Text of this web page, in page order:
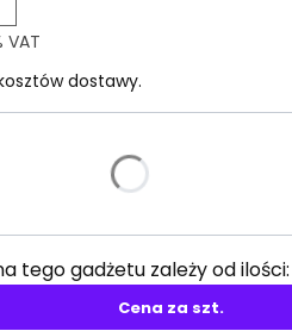
VAT
dostawy.
mogą różnić się ceną
tego gadżetu zależy od ilości:
Cena za szt.